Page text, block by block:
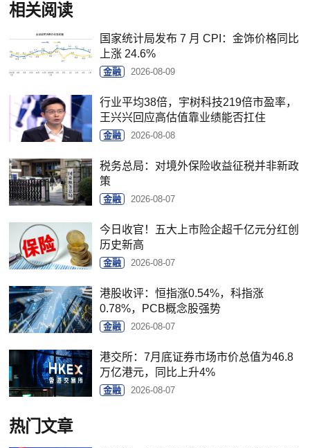
相关阅读
国家统计局发布 7 月 CPI：金饰价格同比
上涨 24.6%
金融 2026-08-09
行业平均38倍，宇树科技219倍市盈率，
王兴兴回应高估值靠业绩能否扛住
金融 2026-08-08
税务总局：对境外保险收益征税并非新政
策
金融 2026-08-07
今日收官！五大上市险企超千亿元分红创
历史新高
金融 2026-08-07
港股收评：恒指涨0.54%，科指涨
0.78%，PCB概念股强势
金融 2026-08-07
港交所：7月底证券市场市价总值为46.8
万亿港元，同比上升4%
金融 2026-08-07
热门文章